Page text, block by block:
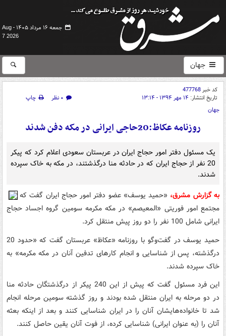
جمعه ۱۶ مرداد ۱۴۰۵ -
Aug
7 2026
جهان
کد خبر477768
تاریخ انتشار: ۱۴ مهر ۱۳۹۴ - ۱۳:۱۴ ۰ نظر
چاپ
جهان
روزنامه عکاظ:20حاجی ایرانی در مکه دفن شدند
یک مسئول دفتر امور حجاج ایران در عربستان سعودی اعلام کرد که پیکر
20 نفر از حجاج ایران که در حادثه منا درگذشتند، در مکه به خاک سپرده
شدند.
به گزارش مشرق، «حمید یوسف» عضو دفتر امور حجاج ایران گفت که
مجتمع امور فوریتی «المعیصم» در مکه مکرمه سومین گروه اجساد حجاج
ایرانی شامل 100 نفر را دو روز پیش منتقل کرد.
حمید یوسف در گفت‌وگو با روزنامه «عکاظ» عربستان گفت که «حدود 20
درگذشته، پس از شناسایی و انجام کارهای تدفین آنان در مکه مکرمه» به
خاک سپرده شدند.
این فرد مسئول گفت که پیش از این 240 پیکر از درگذشتگان حادثه منا
در دو مرحله به ایران منتقل شده بودند و روز گذشته سومین مرحله انجام
شد تا خانواده‌هایشان آنان را در ایران شناسایی کنند و بعد از اینکه بعثه
آنان را (به عنوان ایرانی) شناسایی کرده، از فوت آنان یقین حاصل کنند.